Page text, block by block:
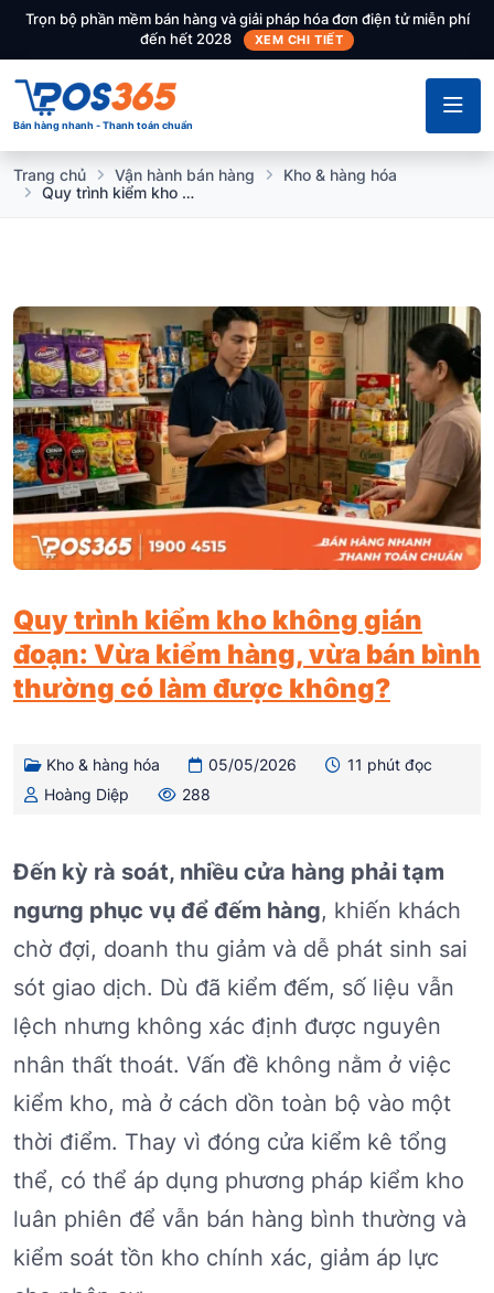
Trọn bộ phần mềm bán hàng và giải pháp hóa đơn điện tử miễn phí
đến hết 2028
XEM CHI TIẾT
Bán hàng nhanh - Thanh toán chuẩn
Trang chủ Vận hành bán hàng
Kho & hàng hóa
Quy trình kiểm kho không gián đoạn: Vừa kiểm hàng, vừa bán bình thường có làm được không?
Quy trình kiểm kho không gián
đoạn: Vừa kiểm hàng, vừa bán bình
thường có làm được không?
Kho & hàng hóa 05/05/2026
11 phút đọc
Hoàng Diệp
288
Đến kỳ rà soát, nhiều cửa hàng phải tạm
ngưng phục vụ để đếm hàng, khiến khách
chờ đợi, doanh thu giảm và dễ phát sinh sai
sót giao dịch. Dù đã kiểm đếm, số liệu vẫn
lệch nhưng không xác định được nguyên
nhân thất thoát. Vấn đề không nằm ở việc
kiểm kho, mà ở cách dồn toàn bộ vào một
thời điểm. Thay vì đóng cửa kiểm kê tổng
thể, có thể áp dụng phương pháp kiểm kho
luân phiên để vẫn bán hàng bình thường và
kiểm soát tồn kho chính xác, giảm áp lực